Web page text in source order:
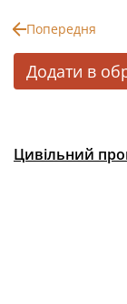
Попередня
Додати в
Цивільний